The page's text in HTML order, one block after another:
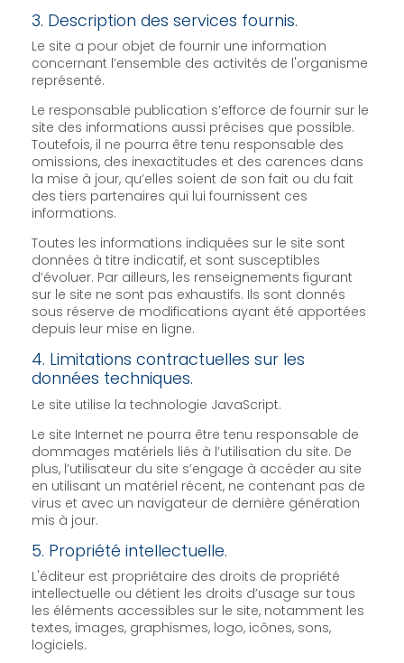
3. Description des services fournis.
Le site a pour objet de fournir une information
concernant l’ensemble des activités de l'organisme
représenté.
Le responsable publication s’efforce de fournir sur le
site des informations aussi précises que possible.
Toutefois, il ne pourra être tenu responsable des
omissions, des inexactitudes et des carences dans
la mise à jour, qu’elles soient de son fait ou du fait
des tiers partenaires qui lui fournissent ces
informations.
Toutes les informations indiquées sur le site sont
données à titre indicatif, et sont susceptibles
d’évoluer. Par ailleurs, les renseignements figurant
sur le site ne sont pas exhaustifs. Ils sont donnés
sous réserve de modifications ayant été apportées
depuis leur mise en ligne.
4. Limitations contractuelles sur les
données techniques.
Le site utilise la technologie JavaScript.
Le site Internet ne pourra être tenu responsable de
dommages matériels liés à l’utilisation du site. De
plus, l’utilisateur du site s’engage à accéder au site
en utilisant un matériel récent, ne contenant pas de
virus et avec un navigateur de dernière génération
mis à jour.
5. Propriété intellectuelle.
L'éditeur est propriétaire des droits de propriété
intellectuelle ou détient les droits d’usage sur tous
les éléments accessibles sur le site, notamment les
textes, images, graphismes, logo, icônes, sons,
logiciels.